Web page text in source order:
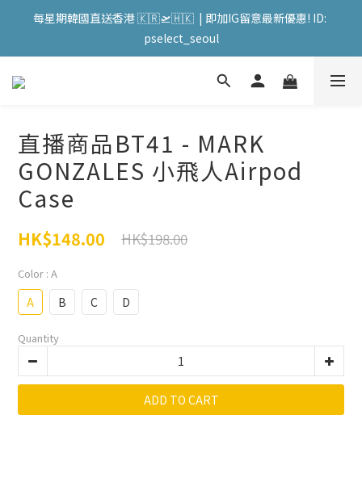
會員購物滿HKD599寄送 順豐站 / 順便智能櫃 免運費! (果汁/韓國
被/直播商品除外) | FACEBOOK: PATC遊走泡菜國
每星期韓國直送香港 🇰🇷🛫🇭🇰  | 即加IG留意最新優惠! ID:
pselect_seoul
會員購物滿HKD599寄送 順豐站 / 順便智能櫃 免運費! (果汁/韓國
直播商品BT41 - MARK
GONZALES 小飛人Airpod
Case
HK$148.00 HK$198.00
Color : A
A B C D
Quantity
ADD TO CART